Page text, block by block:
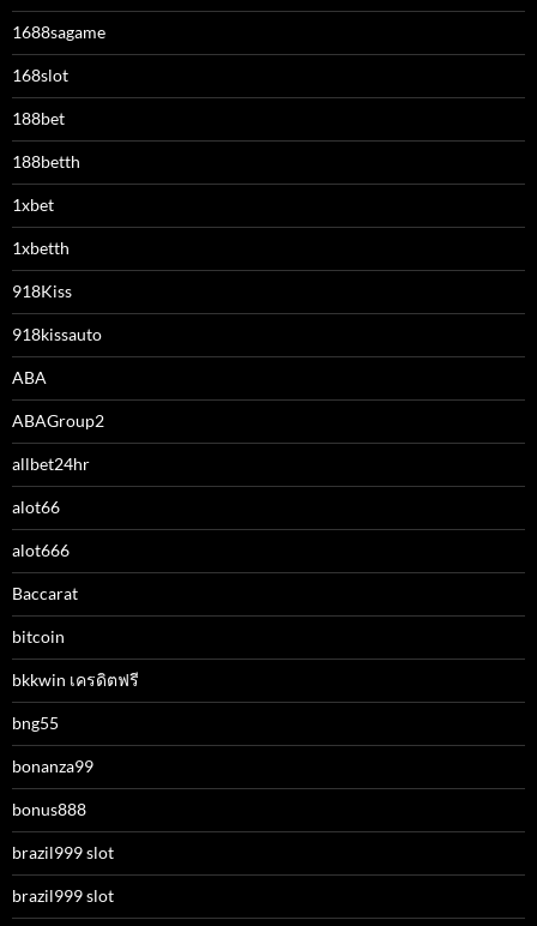
1688sagame
168slot
188bet
188betth
1xbet
1xbetth
918Kiss
918kissauto
ABA
ABAGroup2
allbet24hr
alot66
alot666
Baccarat
bitcoin
bkkwin เครดิตฟรี
bng55
bonanza99
bonus888
brazil999 slot
brazil999 slot